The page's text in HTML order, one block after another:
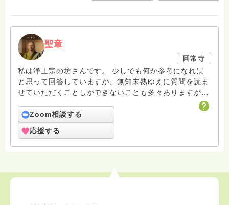
聖章
圓常寺
私は浄土宗の坊さんです。 少しでも何か参考になれば
と思って回答していますが、無知未熟ゆえに質問を読ま
せていただくことしかできないことも多々ありますがお
許しください。 回答は私個人の意見や解釈もあり、場
合によっては浄土宗の教義とは少し異なることもあると
いうことをご了承ください。 また、寺の紹介ページに
電話相談についても紹介していますのでどなたでも気兼
ねなくご利用ください。 ハスノハのお坊さんがもっと
Zoom相談する
応援する